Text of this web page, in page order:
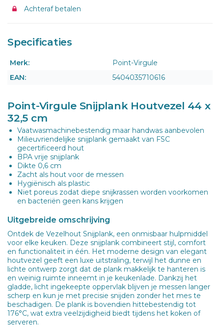
Achteraf betalen
Specificaties
Merk:
Point-Virgule
EAN:
5404035710616
Point-Virgule Snijplank Houtvezel 44 x
32,5 cm
Vaatwasmachinebestendig maar handwas aanbevolen
Milieuvriendelijke snijplank gemaakt van FSC
gecertificeerd hout
BPA vrije snijplank
Dikte 0,6 cm
Zacht als hout voor de messen
Hygiënisch als plastic
Niet poreus zodat diepe snijkrassen worden voorkomen
en bacteriën geen kans krijgen
Uitgebreide omschrijving
Ontdek de Vezelhout Snijplank, een onmisbaar hulpmiddel
voor elke keuken. Deze snijplank combineert stijl, comfort
en functionaliteit in één. Het moderne design van elegant
houtvezel geeft een luxe uitstraling, terwijl het dunne en
lichte ontwerp zorgt dat de plank makkelijk te hanteren is
en weinig ruimte inneemt in je keukenlade. Dankzij het
gladde, licht ingekeepte oppervlak blijven je messen langer
scherp en kun je met precisie snijden zonder het mes te
beschadigen. De plank is bovendien hittebestendig tot
176°C, wat extra veelzijdigheid biedt tijdens het koken of
serveren.